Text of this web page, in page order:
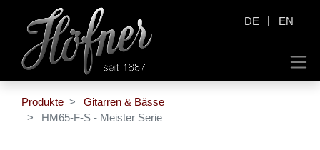
DE | EN
Produkte
Gitarren & Bässe
HM65-F-S - Meister Serie